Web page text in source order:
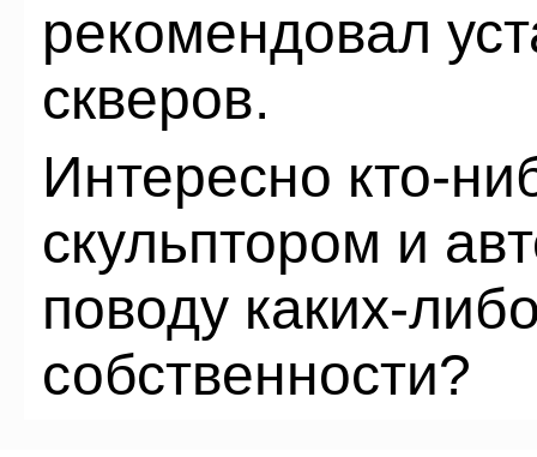
рекомендовал
скверов.
Интересно кто-
скульптором и
поводу каких-
собственности?